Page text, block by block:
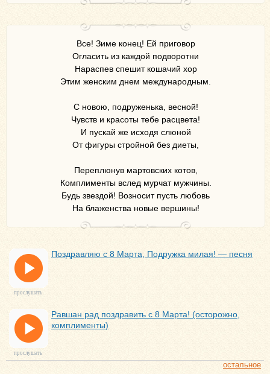
Все! Зиме конец! Ей приговор
Огласить из каждой подворотни
Нараспев спешит кошачий хор
Этим женским днем международным.
С новою, подруженька, весной!
Чувств и красоты тебе расцвета!
И пускай же исходя слюной
От фигуры стройной без диеты,
Переплюнув мартовских котов,
Комплименты вслед мурчат мужчины.
Будь звездой! Возносит пусть любовь
На блаженства новые вершины!
Поздравляю с 8 Марта, Подружка милая! — песня
прослушать
Равшан рад поздравить с 8 Марта! (осторожно,
комплименты)
прослушать
остальное